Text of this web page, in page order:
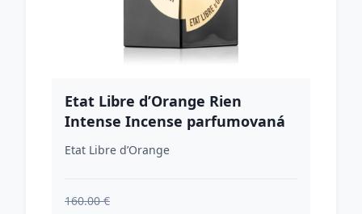
Etat Libre d’Orange Rien
Intense Incense parfumovaná
voda unisex 100 ml
Etat Libre d’Orange
160.00 €